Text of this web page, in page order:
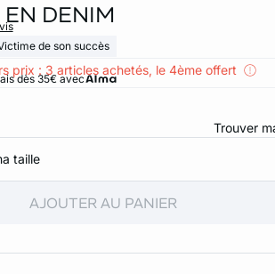
DENIM
prix : 3 articles achetés, le 4ème offert
de son succès
dès 35€ avec
Trouver
taille
AJOUTER AU PANIER